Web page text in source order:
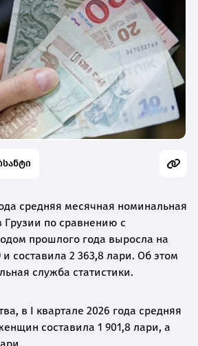
средняя месячная номинальная
Грузии по сравнению с
прошлого года выросла на
и составила 2 363,8 лари. Об этом
служба статистики.
в I квартале 2026 года средняя
составила 1 901,8 лари, а